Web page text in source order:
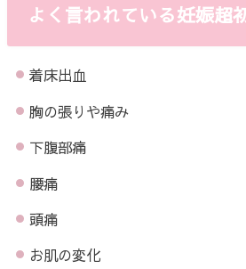
よく言われている妊娠超
着床出血
胸の張りや痛み
下腹部痛
腰痛
頭痛
お肌の変化